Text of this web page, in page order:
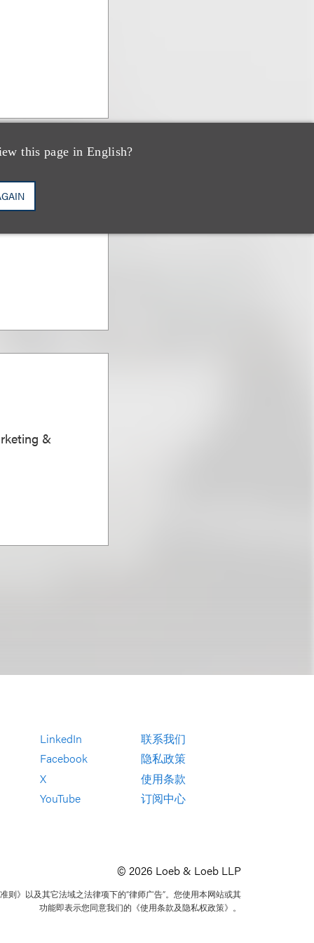
this page in English?
&
LinkedIn
Facebook
X
YouTube
联系我们
隐私政策
使用条款
订阅中心
© 2026 Loeb & Loeb LLP
则》以及其它法域之法律项下的“律师广告”。您使用本网站或其
功能即表示您同意我们的《使用条款及隐私权政策》。